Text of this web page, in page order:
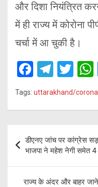
और दिशा नियंत्रित
में ही राज्य में कोरोना
चर्चा में आ चुकी है।
F
a
ce
o
o
k
T
el
e
a
m
T
wi
tt
Tags: uttarakhand/
navigation
डीएनए जांच पर कांग्रेस
भाजपा ने महेश नेगी समेत 4
राज्य के अंदर और बाहर